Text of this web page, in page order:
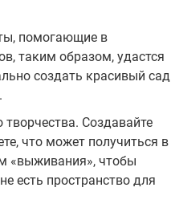
помогающие в
таким образом, удастся
создать красивый сад
Создавайте
что может получиться в
«выживания», чтобы
есть пространство для